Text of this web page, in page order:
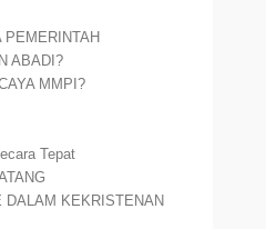
PEMERINTAH
ABADI?
MMPI?
Tepat
DALAM KEKRISTENAN